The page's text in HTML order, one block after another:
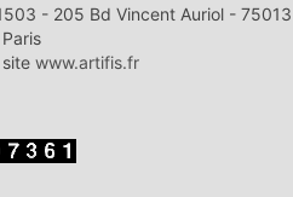
- 205 Bd Vincent Auriol - 75013
Paris
www.artifis.fr